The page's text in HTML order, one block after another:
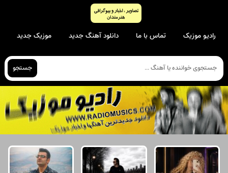
رادیو موزیک تماس با ما دانلود آهنگ جدید موزیک جدید
جستجو